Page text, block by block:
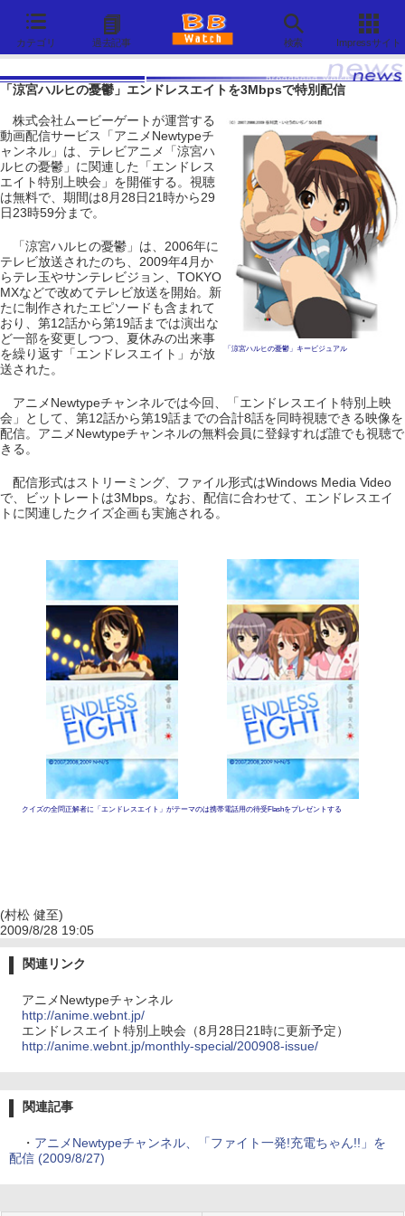
カテゴリ 過去記事 検索 Impressサイト
「涼宮ハルヒの憂鬱」エンドレスエイトを3Mbpsで特別配信
「涼宮ハルヒの憂鬱」キービジュアル
株式会社ムービーゲートが運営する
動画配信サービス「アニメNewtypeチ
ャンネル」は、テレビアニメ「涼宮ハ
ルヒの憂鬱」に関連した「エンドレス
エイト特別上映会」を開催する。視聴
は無料で、期間は8月28日21時から29
日23時59分まで。
「涼宮ハルヒの憂鬱」は、2006年に
テレビ放送されたのち、2009年4月か
らテレ玉やサンテレビジョン、TOKYO
MXなどで改めてテレビ放送を開始。新
たに制作されたエピソードも含まれて
おり、第12話から第19話までは演出な
ど一部を変更しつつ、夏休みの出来事
を繰り返す「エンドレスエイト」が放
送された。
アニメNewtypeチャンネルでは今回、「エンドレスエイト特別上映
会」として、第12話から第19話までの合計8話を同時視聴できる映像を
配信。アニメNewtypeチャンネルの無料会員に登録すれば誰でも視聴で
きる。
配信形式はストリーミング、ファイル形式はWindows Media Video
で、ビットレートは3Mbps。なお、配信に合わせて、エンドレスエイ
トに関連したクイズ企画も実施される。
クイズの全問正解者に「エンドレスエイト」がテーマのは携帯電話用の待受Flashをプレゼントする
(村松 健至)
2009/8/28 19:05
関連リンク
アニメNewtypeチャンネル
http://anime.webnt.jp/
エンドレスエイト特別上映会（8月28日21時に更新予定）
http://anime.webnt.jp/monthly-special/200908-issue/
関連記事
・ アニメNewtypeチャンネル、「ファイト一発!充電ちゃん!!」を
配信 (2009/8/27)